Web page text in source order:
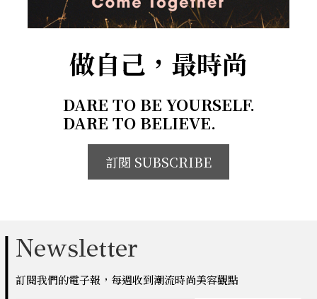
做自己，最時尚
DARE TO BE YOURSELF.
DARE TO BELIEVE.
訂閱 SUBSCRIBE
Newsletter
訂閱我們的電子報，每週收到潮流時尚美容觀點